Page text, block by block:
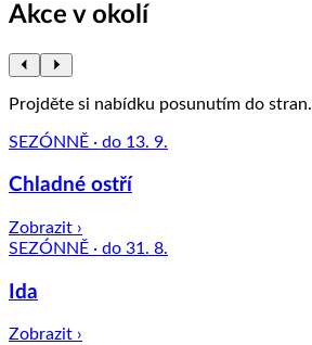
Akce v okolí
Projděte si nabídku posunutím do stran.
SEZÓNNĚ · do 13. 9.
Chladné ostří
Zobrazit ›
SEZÓNNĚ · do 31. 8.
Ida
Zobrazit ›